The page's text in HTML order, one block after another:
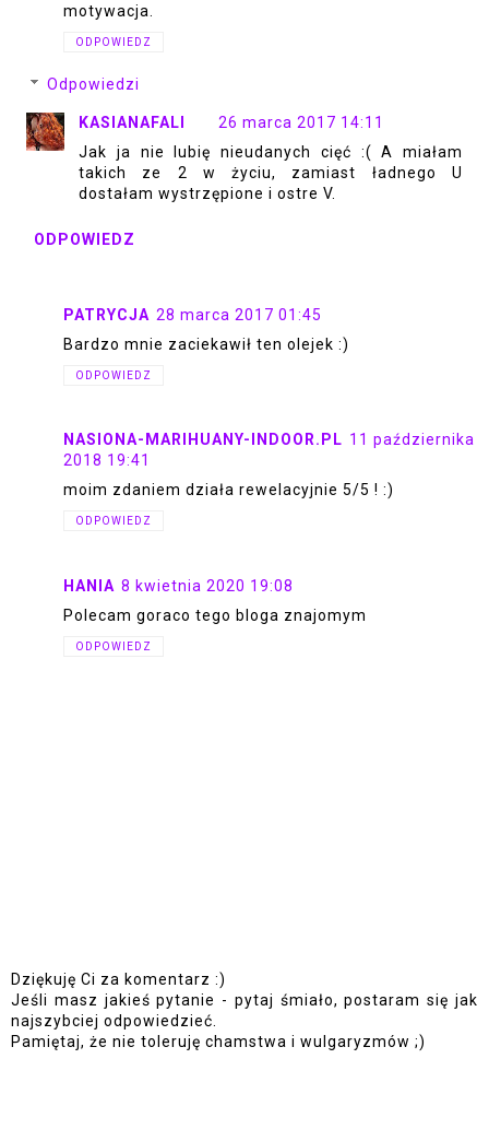
motywacja.
ODPOWIEDZ
Odpowiedzi
KASIANAFALI
26 marca 2017 14:11
Jak ja nie lubię nieudanych cięć :( A miałam
takich ze 2 w życiu, zamiast ładnego U
dostałam wystrzępione i ostre V.
ODPOWIEDZ
PATRYCJA 28 marca 2017 01:45
Bardzo mnie zaciekawił ten olejek :)
ODPOWIEDZ
NASIONA-MARIHUANY-INDOOR.PL 11 października
2018 19:41
moim zdaniem działa rewelacyjnie 5/5 ! :)
ODPOWIEDZ
HANIA 8 kwietnia 2020 19:08
Polecam goraco tego bloga znajomym
ODPOWIEDZ
Dziękuję Ci za komentarz :)
Jeśli masz jakieś pytanie - pytaj śmiało, postaram się jak
najszybciej odpowiedzieć.
Pamiętaj, że nie toleruję chamstwa i wulgaryzmów ;)